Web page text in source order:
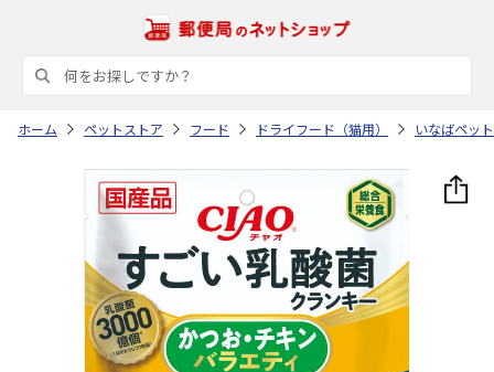
ホーム ペットストア フード ドライフード（猫用） いなばペッ